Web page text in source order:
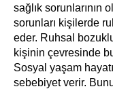
sağlık sorunlarının
sorunları kişilerde
eder. Ruhsal
kişinin çevresinde
Sosyal yaşam
sebebiyet verir.